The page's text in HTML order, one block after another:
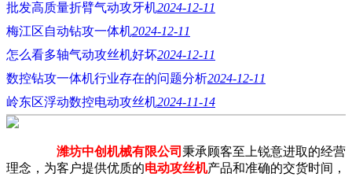
批发高质量折臂气动攻牙机2024-12-11
梅江区自动钻攻一体机2024-12-11
怎么看多轴气动攻丝机好坏2024-12-11
数控钻攻一体机行业存在的问题分析2024-12-11
岭东区浮动数控电动攻丝机2024-11-14
潍坊中创机械有限公司 秉承顾客至上锐意进取的经营
理念，为客户提供优质的电动攻丝机产品和准确的交货时间，